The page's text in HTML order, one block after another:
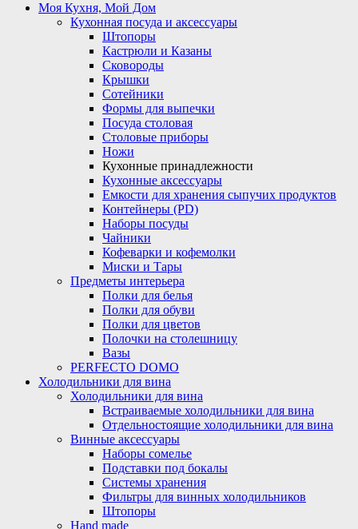
Моя Кухня, Мой Дом
Кухонная посуда и аксессуары
Штопоры
Кастрюли и Казаны
Сковороды
Крышки
Сотейники
Формы для выпечки
Посуда столовая
Столовые приборы
Ножи
Кухонные принадлежности
Кухонные аксессуары
Емкости для хранения сыпучих продуктов
Контейнеры (PD)
Наборы посуды
Чайники
Кофеварки и кофемолки
Миски и Тары
Предметы интерьера
Полки для белья
Полки для обуви
Полки для цветов
Полочки на столешницу
Вазы
PERFECTO DOMO
Холодильники для вина
Холодильники для вина
Встраиваемые холодильники для вина
Отдельностоящие холодильники для вина
Винные аксессуары
Наборы сомелье
Подставки под бокалы
Системы хранения
Фильтры для винных холодильников
Штопоры
Hand made